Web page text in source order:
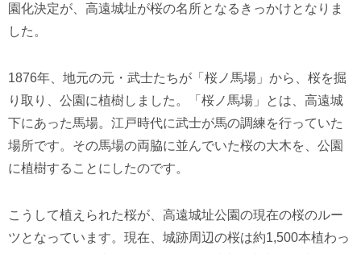
園化決定が、高遠城址が桜の名所となるきっかけとなりま
した。
1876年、地元の元・武士たちが「桜ノ馬場」から、桜を掘
り取り、公園に植樹しました。「桜ノ馬場」とは、高遠城
下にあった馬場。江戸時代に武士が馬の調練を行っていた
場所です。その馬場の両脇に並んでいた桜の大木を、公園
に植樹することにしたのです。
こうして植えられた桜が、高遠城址公園の現在の桜のルー
ツとなっています。現在、城跡周辺の桜は約1,500本植わっ